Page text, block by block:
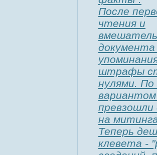
После
чтения и
штрафы
нулями. По
вариантом
превзошли
на
Теперь
клевета -